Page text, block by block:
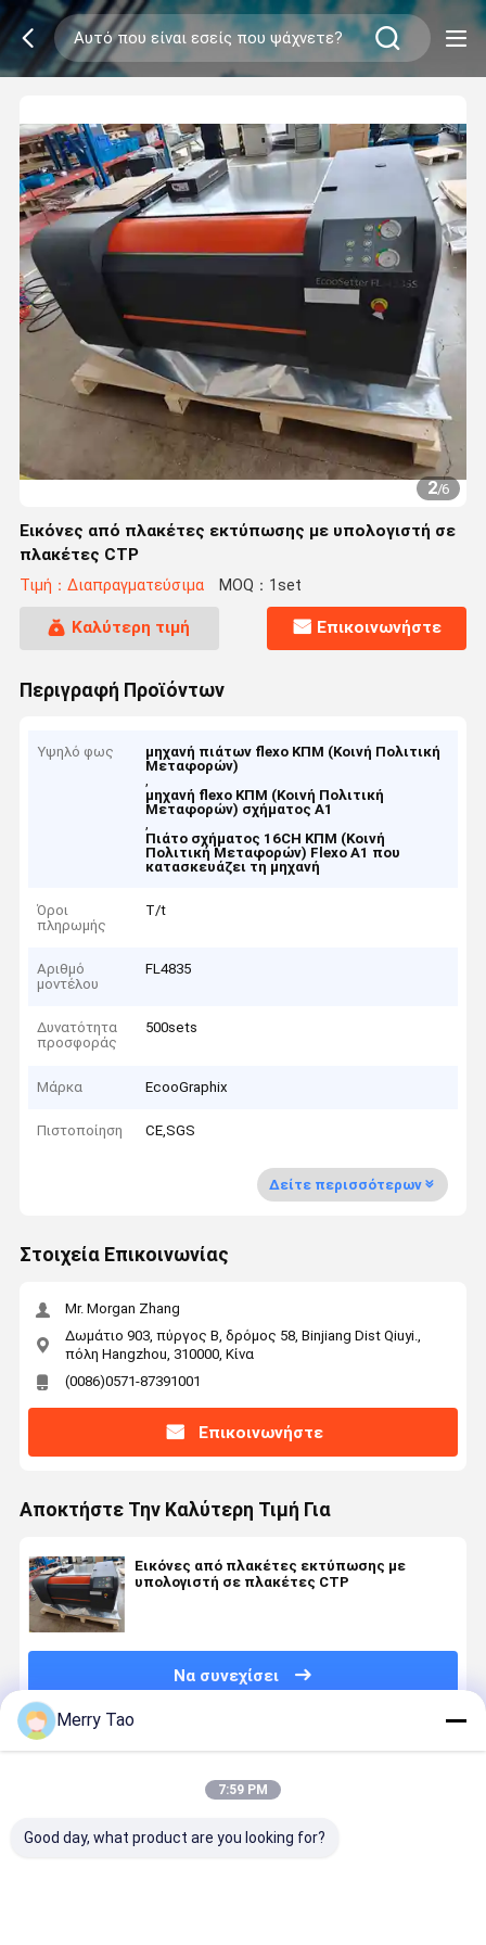
2/6
Εικόνες από πλακέτες εκτύπωσης με υπολογιστή σε
πλακέτες CTP
Τιμή：Διαπραγματεύσιμα MOQ：1set
Καλύτερη τιμή Επικοινωνήστε
Περιγραφή Προϊόντων
Υψηλό φως
μηχανή πιάτων flexo ΚΠΜ (Κοινή Πολιτική
Μεταφορών)
,
μηχανή flexo ΚΠΜ (Κοινή Πολιτική
Μεταφορών) σχήματος Α1
,
Πιάτο σχήματος 16CH ΚΠΜ (Κοινή
Πολιτική Μεταφορών) Flexo Α1 που
κατασκευάζει τη μηχανή
Όροι
πληρωμής
T/t
Αριθμό
μοντέλου
FL4835
Δυνατότητα
προσφοράς
500sets
Μάρκα EcooGraphix
Πιστοποίηση CE,SGS
Δείτε περισσότερων
Στοιχεία Επικοινωνίας
Mr. Morgan Zhang
Δωμάτιο 903, πύργος Β, δρόμος 58, Binjiang Dist Qiuyi.,
πόλη Hangzhou, 310000, Κίνα
(0086)0571-87391001
Επικοινωνήστε
Αποκτήστε Την Καλύτερη Τιμή Για
Εικόνες από πλακέτες εκτύπωσης με
υπολογιστή σε πλακέτες CTP
Να συνεχίσει
Συνιστώμενα Προϊόντα
Merry Tao
7:59 PM
Good day, what product are you looking for?